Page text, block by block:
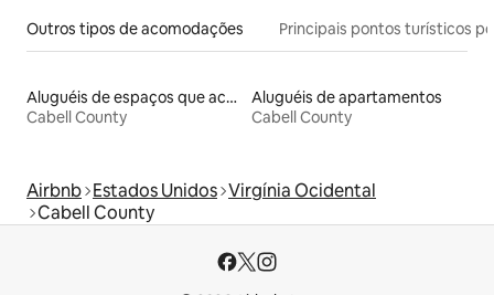
Outros tipos de acomodações Principais pontos turísticos
Aluguéis de espaços que aceitam animais de estimação
Cabell County
Aluguéis de apartamentos
Cabell County
Airbnb Estados Unidos Virgínia Ocidental
Cabell County